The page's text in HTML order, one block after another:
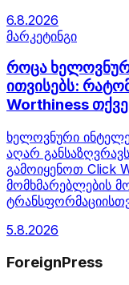
6.8.2026
მარკეტინგი
როცა
ითვისებს:
Worthiness
ხელოვნური
აღარ
გამოიყენოთ Click
მომხმარებლების
5.8.2026
ForeignPress